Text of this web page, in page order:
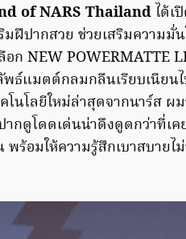
of NARS Thailand ได้เ
ฝีปากสวย ช่วยเสริมความมั่น
ก NEW POWERMATTE
ธ์แมตต์กลมกลืนเรียบเนียน
นโลยีใหม่ล่าสุดจากนาร์ส
ากดูโดดเด่นน่าดึงดูดกว่าที่เ
ร้อมให้ความรู้สึกเบาสบายไ